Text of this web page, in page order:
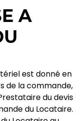
A
est donné en
de la commande,
du devis
du Locataire.